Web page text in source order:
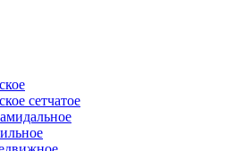
сетчатое